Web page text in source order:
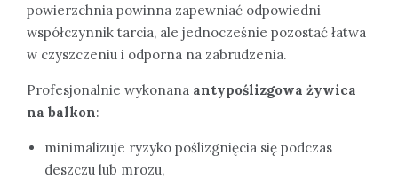
powierzchnia powinna zapewniać odpowiedni
współczynnik tarcia, ale jednocześnie pozostać łatwa
w czyszczeniu i odporna na zabrudzenia.
Profesjonalnie wykonana antypoślizgowa żywica
na balkon:
minimalizuje ryzyko poślizgnięcia się podczas
deszczu lub mrozu,